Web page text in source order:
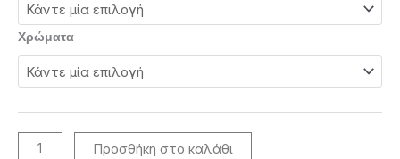
Χρώματα
γυναικεία
με
κουμπιά
ποσότητα
Προσθήκη στο καλάθι